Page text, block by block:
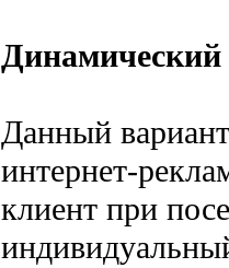
Динамический
Данный
интернет-
клиент при